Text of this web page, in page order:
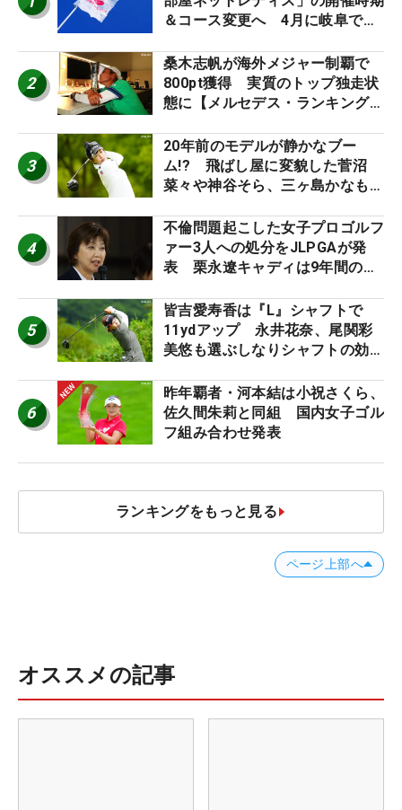
＆コース変更へ 4月に岐阜で開
2
桑木志帆が海外メジャー制覇で
800pt獲得 実質のトップ独走状
態に【メルセデス・ランキング番
3
20年前のモデルが静かなブー
ム!? 飛ばし屋に変貌した菅沼
菜々や神谷そら、三ヶ島かなも使
ロたちの“飛ばしギア”】
4
不倫問題起こした女子プロゴルフ
ァー3人への処分をJLPGAが発
表 栗永遼キャディは9年間の立
5
皆吉愛寿香は『L』シャフトで
11ydアップ 永井花奈、尾関彩
美悠も選ぶしなりシャフトの効果
ア”】
6
昨年覇者・河本結は小祝さくら、
佐久間朱莉と同組 国内女子ゴル
フ組み合わせ発表
ランキングをもっと見る
ページ上部へ
オススメの記事